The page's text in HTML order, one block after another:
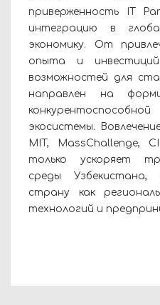
приверженность IT
интеграцию в
экономику. От
опыта и
возможностей для
направлен на
экосистемы.
MIT, MassChallenge,
только ускоряет
среды
страну как
технологий и